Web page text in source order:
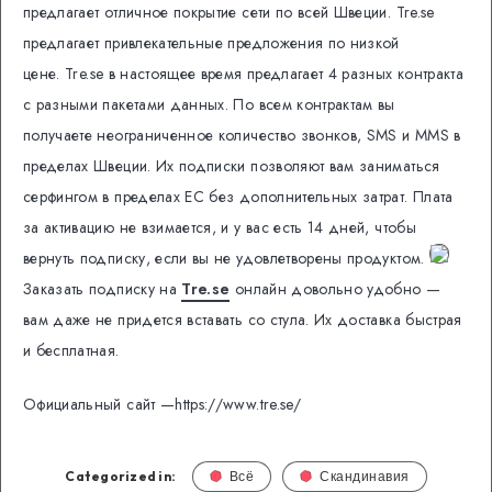
предлагает отличное покрытие сети по всей Швеции. Tre.se
предлагает привлекательные предложения по низкой
цене. Tre.se в настоящее время предлагает 4 разных контракта
с разными пакетами данных.По всем контрактам вы
получаете неограниченное количество звонков, SMS и MMS в
пределах Швеции. Их подписки позволяют вам заниматься
серфингом в пределах ЕС без дополнительных затрат. Плата
за активацию не взимается, и у вас есть 14 дней, чтобы
вернуть подписку, если вы не удовлетворены продуктом.
Заказать подписку на Tre.se онлайн довольно удобно —
вам даже не придется вставать со стула. Их доставка быстрая
и бесплатная.
Официальный сайт —https://www.tre.se/
Categorized in: Всё Скандинавия